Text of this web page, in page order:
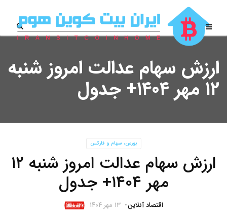
ارزش سهام عدالت امروز شنبه
۱۲ مهر ۱۴۰۴+ جدول
بورس، سهام و فارکس
ارزش سهام عدالت امروز شنبه ۱۲
مهر ۱۴۰۴+ جدول
اقتصاد آنلاین ۱۳ مهر ۱۴۰۴